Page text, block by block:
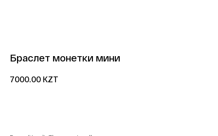
Браслет монетки мини
7000.00 KZT